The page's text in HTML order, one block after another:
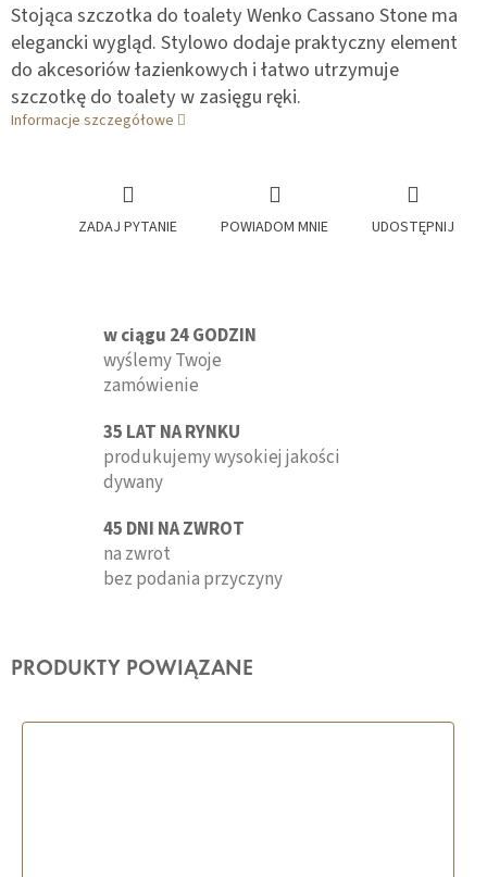
Stojąca szczotka do toalety Wenko Cassano Stone ma
elegancki wygląd. Stylowo dodaje praktyczny element
do akcesoriów łazienkowych i łatwo utrzymuje
szczotkę do toalety w zasięgu ręki.
Informacje szczegółowe
ZADAJ PYTANIE POWIADOM MNIE UDOSTĘPNIJ
w ciągu 24 GODZIN
wyślemy Twoje
zamówienie
35 LAT NA RYNKU
produkujemy wysokiej jakości
dywany
45 DNI NA ZWROT
na zwrot
bez podania przyczyny
PRODUKTY POWIĄZANE